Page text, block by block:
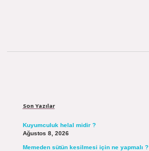
Son Yazılar
Kuyumculuk helal midir ?
Ağustos 8, 2026
Memeden sütün kesilmesi için ne yapmalı ?